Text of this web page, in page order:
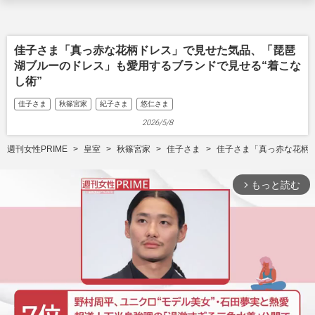
佳子さま「真っ赤な花柄ドレス」で見せた気品、「琵琶
湖ブルーのドレス」も愛用するブランドで見せる“着こな
し術”
佳子さま 秋篠宮家 紀子さま 悠仁さま
2026/5/8
週刊女性PRIME 皇室 秋篠宮家 佳子さま 佳子さま「真っ赤な花柄
arrow_forward_ios もっと読む